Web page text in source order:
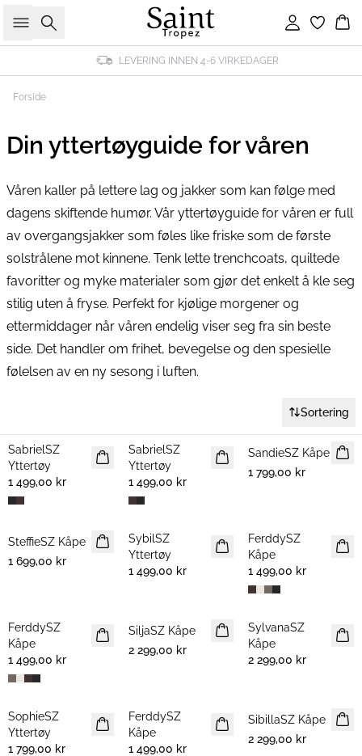
Søk Logg inn
LEVERING INNEN 4-6 VIRKEDAGER
Forside
Din yttertøyguide for våren
Våren kaller på lettere lag og jakker som kan følge med
dagens skiftende humør. Vår yttertøyguide for våren er full
av overgangsjakker som føles like friske som de første
solstrålene mot kinnene. Tenk lette trenchcoats, quiltede
favoritter og myke materialer som gjør det enkelt å kle seg
stilig uten å fryse. Perfekt for kjølige morgener og
ettermiddager når våren endelig viser seg fra sin beste
side. Det handler om frihet, bevegelse og den spesielle
følelsen av en ny sesong i luften.
Sortering
NYHET
SabrielSZ
Yttertøy
1 499,00 kr
NYHET
SabrielSZ
Yttertøy
1 499,00 kr
NYHET
SandieSZ Kåpe
1 799,00 kr
NYHET
SteffieSZ Kåpe
1 699,00 kr
NYHET
SybilSZ
Yttertøy
1 499,00 kr
NYHET
FerddySZ
Kåpe
1 499,00 kr
NYHET
FerddySZ
Kåpe
1 499,00 kr
NYHET
SiljaSZ Kåpe
2 299,00 kr
NYHET
SylvanaSZ
Kåpe
2 299,00 kr
NYHET
SophieSZ
Yttertøy
1 799,00 kr
NYHET
FerddySZ
Kåpe
1 499,00 kr
NYHET
SibillaSZ Kåpe
2 299,00 kr